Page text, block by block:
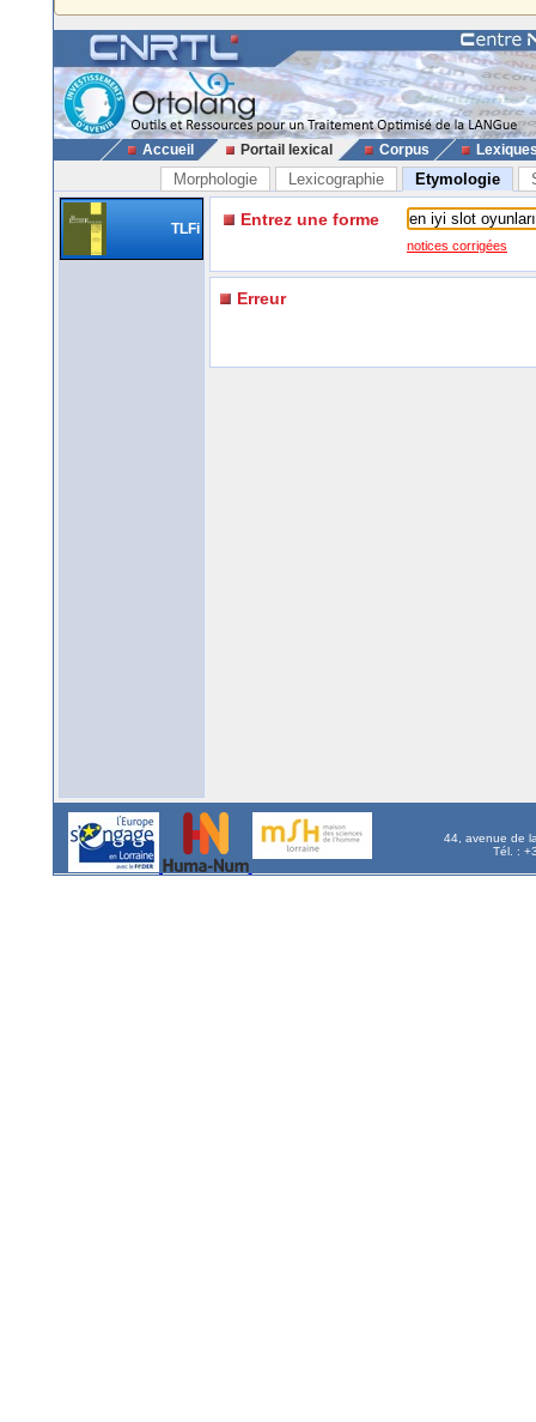
Accueil Portail lexical Corpus
Morphologie Lexicographie Etymologie
TLFi Entrez une forme
notices corrigées
Erreur
44, avenue de
Tél. :